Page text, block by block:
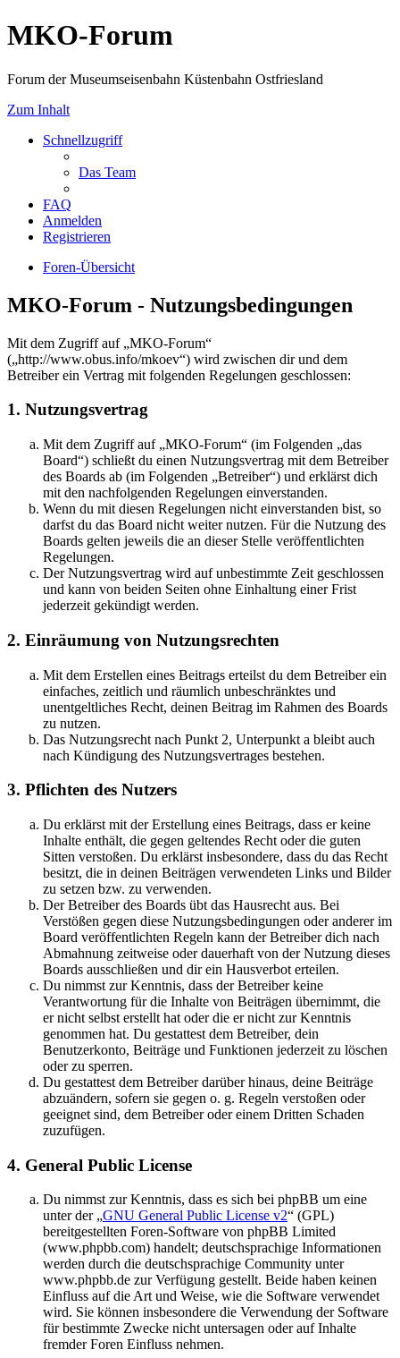
MKO-Forum
Forum der Museumseisenbahn Küstenbahn Ostfriesland
Zum Inhalt
Schnellzugriff
Das Team
FAQ
Anmelden
Registrieren
Foren-Übersicht
MKO-Forum - Nutzungsbedingungen
Mit dem Zugriff auf „MKO-Forum“
(„http://www.obus.info/mkoev“) wird zwischen dir und dem
Betreiber ein Vertrag mit folgenden Regelungen geschlossen:
1. Nutzungsvertrag
Mit dem Zugriff auf „MKO-Forum“ (im Folgenden „das
Board“) schließt du einen Nutzungsvertrag mit dem Betreiber
des Boards ab (im Folgenden „Betreiber“) und erklärst dich
mit den nachfolgenden Regelungen einverstanden.
Wenn du mit diesen Regelungen nicht einverstanden bist, so
darfst du das Board nicht weiter nutzen. Für die Nutzung des
Boards gelten jeweils die an dieser Stelle veröffentlichten
Regelungen.
Der Nutzungsvertrag wird auf unbestimmte Zeit geschlossen
und kann von beiden Seiten ohne Einhaltung einer Frist
jederzeit gekündigt werden.
2. Einräumung von Nutzungsrechten
Mit dem Erstellen eines Beitrags erteilst du dem Betreiber ein
einfaches, zeitlich und räumlich unbeschränktes und
unentgeltliches Recht, deinen Beitrag im Rahmen des Boards
zu nutzen.
Das Nutzungsrecht nach Punkt 2, Unterpunkt a bleibt auch
nach Kündigung des Nutzungsvertrages bestehen.
3. Pflichten des Nutzers
Du erklärst mit der Erstellung eines Beitrags, dass er keine
Inhalte enthält, die gegen geltendes Recht oder die guten
Sitten verstoßen. Du erklärst insbesondere, dass du das Recht
besitzt, die in deinen Beiträgen verwendeten Links und Bilder
zu setzen bzw. zu verwenden.
Der Betreiber des Boards übt das Hausrecht aus. Bei
Verstößen gegen diese Nutzungsbedingungen oder anderer im
Board veröffentlichten Regeln kann der Betreiber dich nach
Abmahnung zeitweise oder dauerhaft von der Nutzung dieses
Boards ausschließen und dir ein Hausverbot erteilen.
Du nimmst zur Kenntnis, dass der Betreiber keine
Verantwortung für die Inhalte von Beiträgen übernimmt, die
er nicht selbst erstellt hat oder die er nicht zur Kenntnis
genommen hat. Du gestattest dem Betreiber, dein
Benutzerkonto, Beiträge und Funktionen jederzeit zu löschen
oder zu sperren.
Du gestattest dem Betreiber darüber hinaus, deine Beiträge
abzuändern, sofern sie gegen o. g. Regeln verstoßen oder
geeignet sind, dem Betreiber oder einem Dritten Schaden
zuzufügen.
4. General Public License
Du nimmst zur Kenntnis, dass es sich bei phpBB um eine
unter der „GNU General Public License v2“ (GPL)
bereitgestellten Foren-Software von phpBB Limited
(www.phpbb.com) handelt; deutschsprachige Informationen
werden durch die deutschsprachige Community unter
www.phpbb.de zur Verfügung gestellt. Beide haben keinen
Einfluss auf die Art und Weise, wie die Software verwendet
wird. Sie können insbesondere die Verwendung der Software
für bestimmte Zwecke nicht untersagen oder auf Inhalte
fremder Foren Einfluss nehmen.